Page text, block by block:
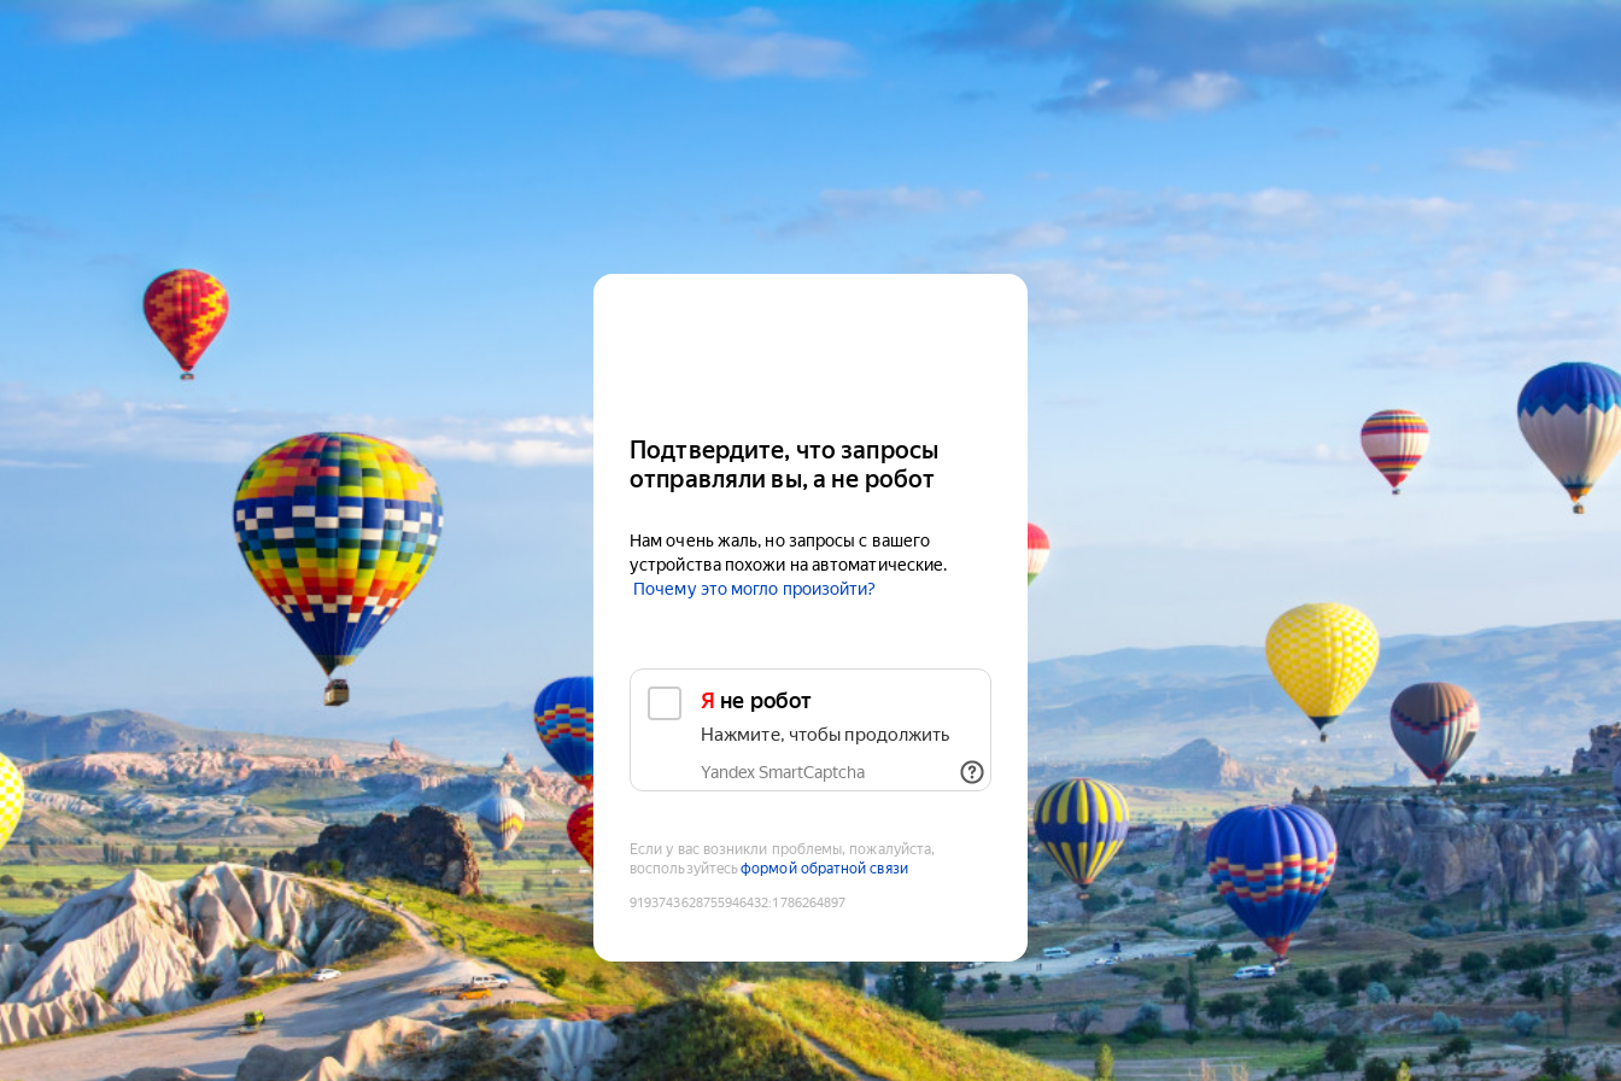
Подтвердите, что запросы
отправляли вы, а не робот
Нам очень жаль, но запросы с вашего
устройства похожи на автоматические.
Почему это могло произойти?
Я не робот
Нажмите, чтобы продолжить
Yandex SmartCaptcha
Если у вас возникли проблемы, пожалуйста,
воспользуйтесьформой обратной связи
9193743628755946432:1786264897